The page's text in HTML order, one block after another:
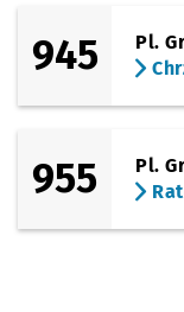
945
Pl.
955
Pl.